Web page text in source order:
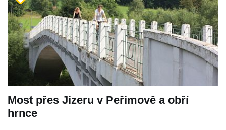
Most přes Jizeru v Peřimově a obří
hrnce